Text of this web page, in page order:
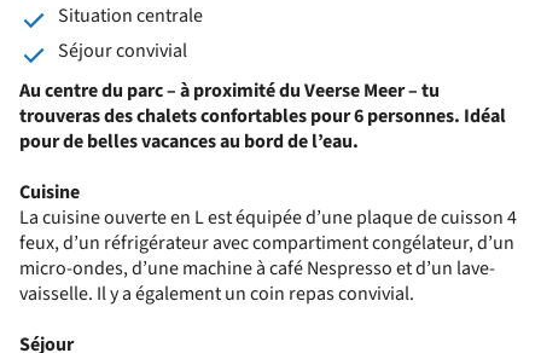
Situation centrale
Séjour convivial
Au centre du parc – à proximité du Veerse Meer – tu
trouveras des chalets confortables pour 6 personnes. Idéal
pour de belles vacances au bord de l’eau.
Cuisine
La cuisine ouverte en L est équipée d’une plaque de cuisson 4
feux, d’un réfrigérateur avec compartiment congélateur, d’un
micro-ondes, d’une machine à café Nespresso et d’un lave-
vaisselle. Il y a également un coin repas convivial.
Séjour